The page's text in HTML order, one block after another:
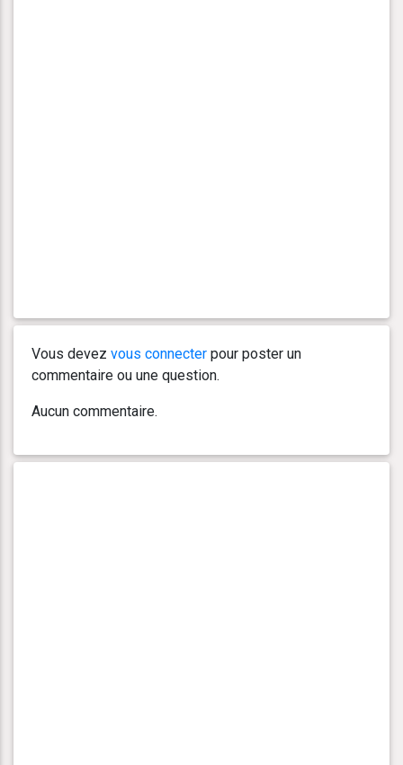
Vous devez vous connecter pour poster un
commentaire ou une question.
Aucun commentaire.